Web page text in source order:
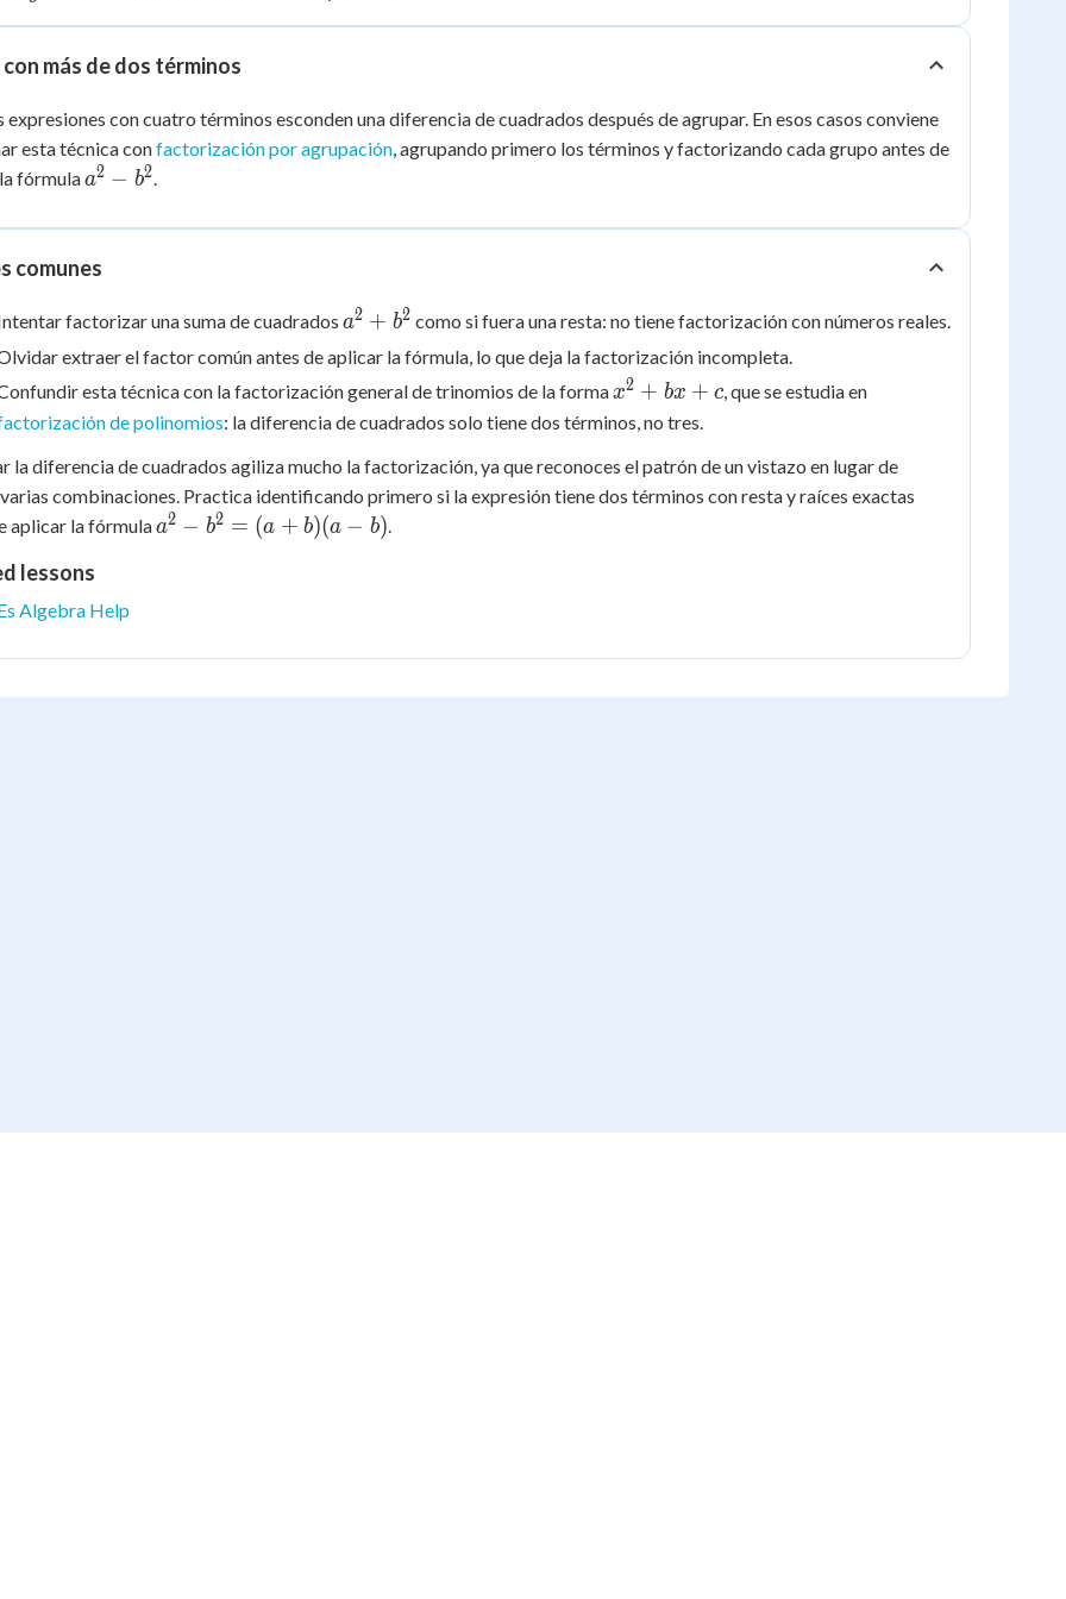
con más de dos términos
expresiones con cuatro términos esconden una diferencia de cuadrados después de agrupar. En esos casos conviene
esta técnica confactorización por agrupación , agrupando primero los términos y factorizando cada grupo antes de
fórmulaa^2-
a2 − b2
comunes
factorizar una suma de cuadrados a^2
+
b^2
a2 + b2 como si fuera una resta: no tiene factorización con números reales.
extraer el factor común antes de aplicar la fórmula, lo que deja la factorización incompleta.
esta técnica con la factorización general de trinomios de la forma x^2
+
+ c
x2 + bx + c , que se estudia en
de polinomios: la diferencia de cuadrados solo tiene dos términos, no tres.
la diferencia de cuadrados agiliza mucho la factorización, ya que reconoces el patrón de un vistazo en lugar de
combinaciones. Practica identificando primero si la expresión tiene dos términos con resta y raíces exactas
aplicar la fórmulaa^2 -
a2 − b2 = (a + b)(a − b)
lessons
Algebra Help